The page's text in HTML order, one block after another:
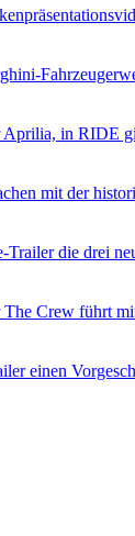
in RIDE
mit der
die drei
Crew führt
einen